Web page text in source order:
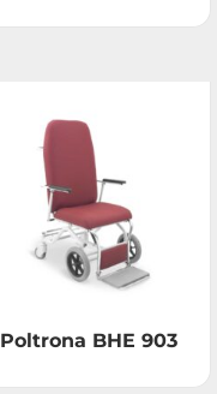
Poltrona BHE 903